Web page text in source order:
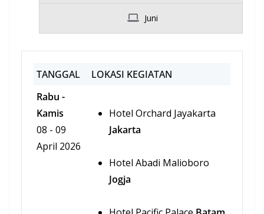
Juni
TANGGAL
LOKASI KEGIATAN
Rabu -
Kamis
08 - 09
April 2026
Hotel Orchard Jayakarta
Jakarta
Hotel Abadi Malioboro
Jogja